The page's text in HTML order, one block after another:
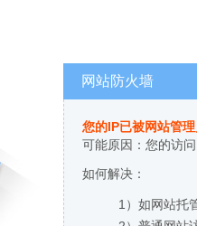
网站防火墙
您的IP已被网站管
可能原因：您的访
如何解决：
1）如网站托